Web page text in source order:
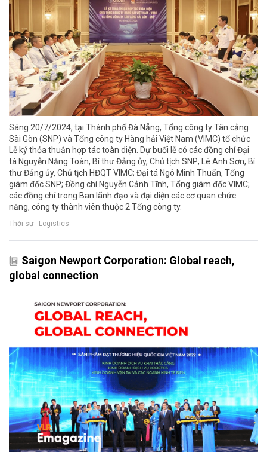
Sáng 20/7/2024, tại Thành phố Đà Nẵng, Tổng công ty Tân cảng
Sài Gòn (SNP) và Tổng công ty Hàng hải Việt Nam (VIMC) tổ chức
Lễ ký thỏa thuận hợp tác toàn diện. Dự buổi lễ có các đồng chí Đại
tá Nguyễn Năng Toàn, Bí thư Đảng ủy, Chủ tịch SNP; Lê Anh Sơn, Bí
thư Đảng ủy, Chủ tịch HĐQT VIMC; Đại tá Ngô Minh Thuấn, Tổng
giám đốc SNP; Đồng chí Nguyễn Cảnh Tĩnh, Tổng giám đốc VIMC;
các đồng chí trong Ban lãnh đạo và đại diện các cơ quan chức
năng, công ty thành viên thuộc 2 Tổng công ty.
Thời sự - Logistics
Saigon Newport Corporation: Global reach,
global connection